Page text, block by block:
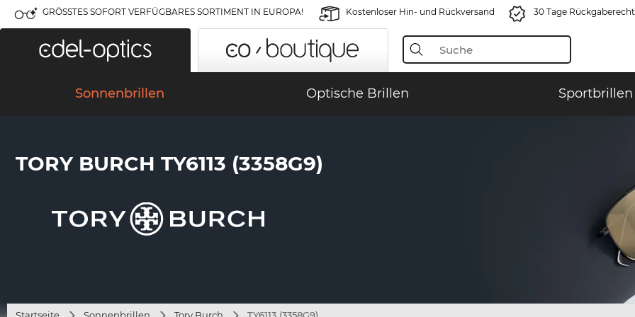
GRÖSSTES SOFORT VERFÜGBARES SORTIMENT IN EUROPA! Kostenloser Hin- und Rückversand 30 Tage Rückgaberecht
Sonnenbrillen Optische Brillen Sportbrillen
TORY BURCH TY6113 (3358G9)